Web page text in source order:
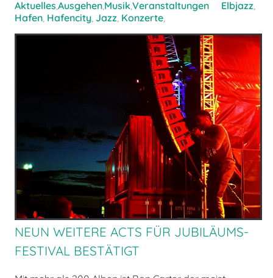
Aktuelles Ausgehen Musik Veranstaltungen Elbjazz
Hafen Hafencity Jazz Konzerte
NEUN WEITERE ACTS FÜR JUBILÄUMS-
FESTIVAL BESTÄTIGT